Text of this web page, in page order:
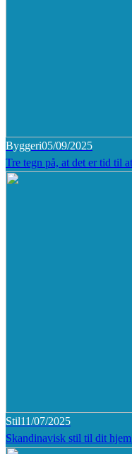
Byggeri05/09/2025
Tre tegn på, at det er tid til
Stil11/07/2025
Skandinavisk stil til dit